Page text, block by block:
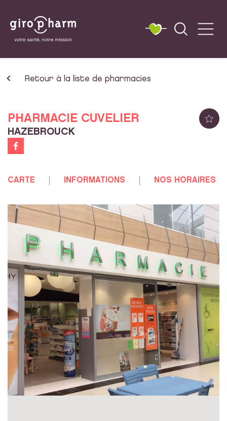
Retour à la liste de pharmacies
PHARMACIE CUVELIER
HAZEBROUCK
CARTE INFORMATIONS NOS HORAIRES